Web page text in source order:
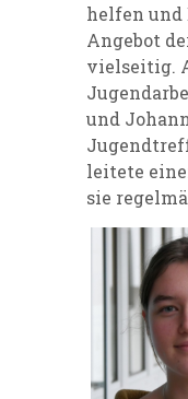
helfen und
Angebot
vielseitig.
und
leitete
sie